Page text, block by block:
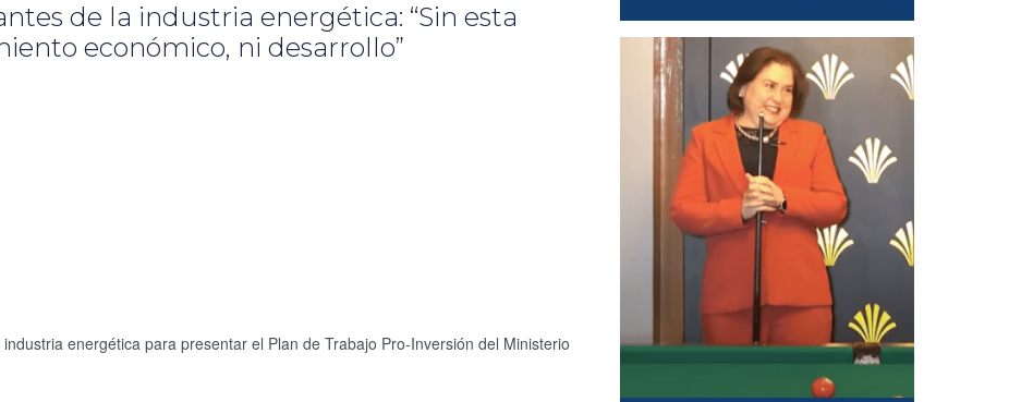
de la industria energética: “Sin esta
económico, ni desarrollo”
energética para presentar el Plan de Trabajo Pro-Inversión del Ministerio